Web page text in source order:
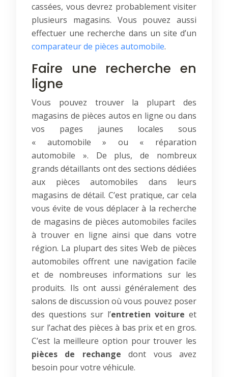
cassées, vous devrez probablement visiter
plusieurs magasins. Vous pouvez aussi
effectuer une recherche dans un site d’un
comparateur de pièces automobile.
Faire une recherche en
ligne
Vous pouvez trouver la plupart des
magasins de pièces autos en ligne ou dans
vos pages jaunes locales sous
« automobile » ou « réparation
automobile ». De plus, de nombreux
grands détaillants ont des sections dédiées
aux pièces automobiles dans leurs
magasins de détail. C’est pratique, car cela
vous évite de vous déplacer à la recherche
de magasins de pièces automobiles faciles
à trouver en ligne ainsi que dans votre
région. La plupart des sites Web de pièces
automobiles offrent une navigation facile
et de nombreuses informations sur les
produits. Ils ont aussi généralement des
salons de discussion où vous pouvez poser
des questions sur l’entretien voiture et
sur l’achat des pièces à bas prix et en gros.
C’est la meilleure option pour trouver les
pièces de rechange dont vous avez
besoin pour votre véhicule.